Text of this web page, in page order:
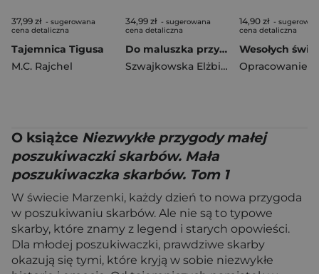
37,99 zł - sugerowana
cena detaliczna
Tajemnica Tigusa
M.C. Rajchel
34,99 zł - sugerowana
cena detaliczna
Do maluszka przyszły mrówki. Wierszyki do zabaw od rana do nocy
Szwajkowska Elżbieta
,Szwajkowski
14,90 zł -
cena detaliczna
O książce Niezwykłe przygody małej
poszukiwaczki skarbów. Mała
poszukiwaczka skarbów. Tom 1
W świecie Marzenki, każdy dzień to nowa przygoda
w poszukiwaniu skarbów. Ale nie są to typowe
skarby, które znamy z legend i starych opowieści.
Dla młodej poszukiwaczki, prawdziwe skarby
okazują się tymi, które kryją w sobie niezwykłe